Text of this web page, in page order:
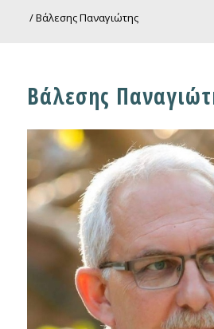
/Βάλεσης Παναγιώτης
Βάλεσης